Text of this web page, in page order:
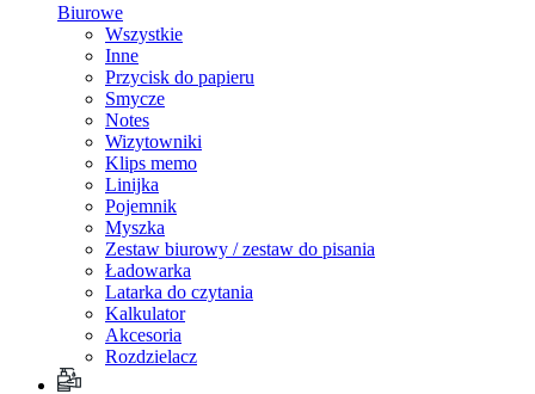
Biurowe
Wszystkie
Inne
Przycisk do papieru
Smycze
Notes
Wizytowniki
Klips memo
Linijka
Pojemnik
Myszka
Zestaw biurowy / zestaw do pisania
Ładowarka
Latarka do czytania
Kalkulator
Akcesoria
Rozdzielacz